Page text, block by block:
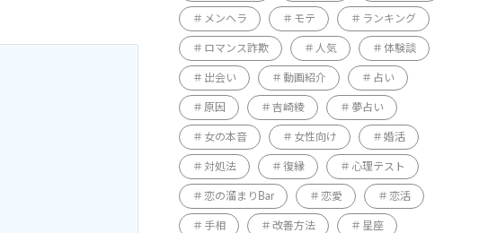
メンヘラ モテ ランキング
ロマンス詐欺 人気 体験談
出会い 動画紹介 占い
原因 吉崎綾 夢占い
女の本音 女性向け 婚活
対処法 復縁 心理テスト
恋の溜まりBar 恋愛 恋活
手相 改善方法 星座